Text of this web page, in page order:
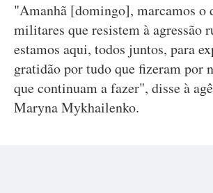
"Amanhã [domingo], marcamos o
militares que resistem à agressão
estamos aqui, todos juntos, para
gratidão por tudo que fizeram por
que continuam a fazer", disse à
Maryna Mykhailenko.